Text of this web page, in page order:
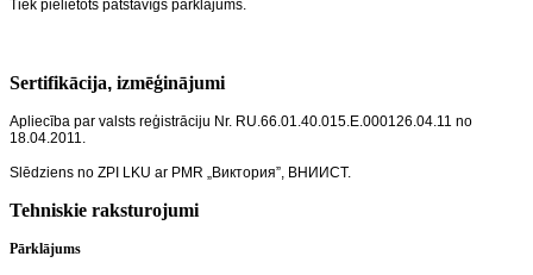
Tiek pielietots patstāvīgs pārklājums.
Sertifikācija, izmēģinājumi
Apliecība par valsts reģistrāciju Nr. RU.66.01.40.015.Е.000126.04.11 no
18.04.2011.
Slēdziens no ZPI LKU ar PMR „Виктория”, ВНИИСТ.
Tehniskie raksturojumi
Pārklājums